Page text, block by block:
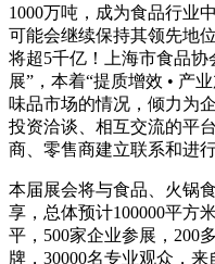
1000万吨，成为食品行业
可能会继续保持其领先地
将超5千亿！上海市食品协
展”，本着“提质增效 • 产
味品市场的情况，倾力为
投资洽谈、相互交流的平
商、零售商建立联系和进
本届展会将与食品、火锅
享，总体预计100000平方
平， 500家企业参展， 200
牌， 30000名专业观众，来